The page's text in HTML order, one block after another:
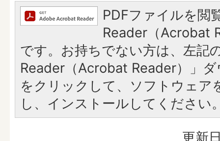
PDFファイルを閲
Reader（Acrobat
です。お持ちでない方は、左記
Reader（Acrobat Reader）」
をクリックして、ソフトウェア
し、インストールしてください
更新